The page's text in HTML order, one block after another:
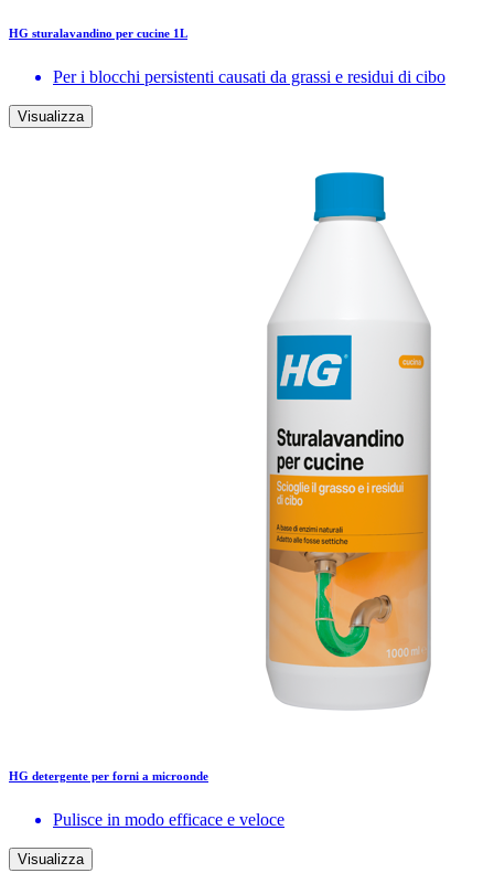
HG sturalavandino per cucine 1L
Per i blocchi persistenti causati da grassi e residui di cibo
Visualizza
HG detergente per forni a microonde
Pulisce in modo efficace e veloce
Visualizza